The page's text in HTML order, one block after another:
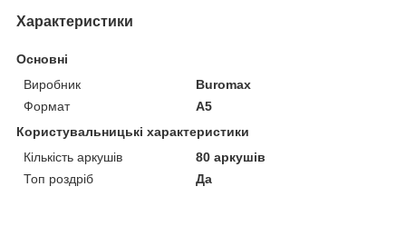
Характеристики
Основні
Виробник
Buromax
Формат
A5
Користувальницькі характеристики
Кількість аркушів
80 аркушів
Топ роздріб
Да